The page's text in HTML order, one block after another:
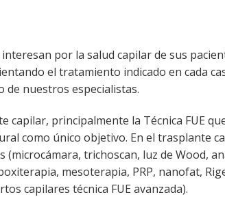
por la salud capilar de sus
el tratamiento indicado en cada
de nuestros especialistas.
capilar, principalmente la Técnica FUE
como único objetivo. En el trasplante
trichoscan, luz de Wood,
mesoterapia, PRP, nanofat,
capilares técnica FUE avanzada).